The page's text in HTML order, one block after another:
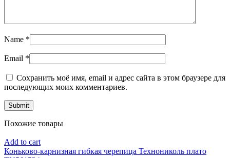
Name *
Email *
Сохранить моё имя, email и адрес сайта в этом браузере для
последующих моих комментариев.
Похожие товары
Add to cart
Коньково-карнизная гибкая черепица Технониколь плато